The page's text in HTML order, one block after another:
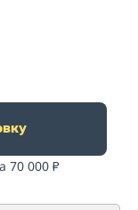
70 000 ₽